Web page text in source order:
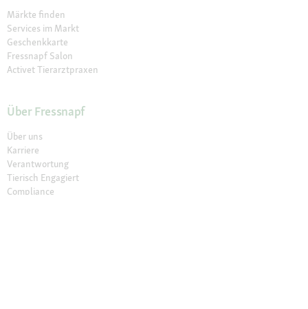
Märkte finden
Services im Markt
Geschenkkarte
Fressnapf Salon
Activet Tierarztpraxen
Über Fressnapf
Über uns
Karriere
Verantwortung
Tierisch Engagiert
Compliance